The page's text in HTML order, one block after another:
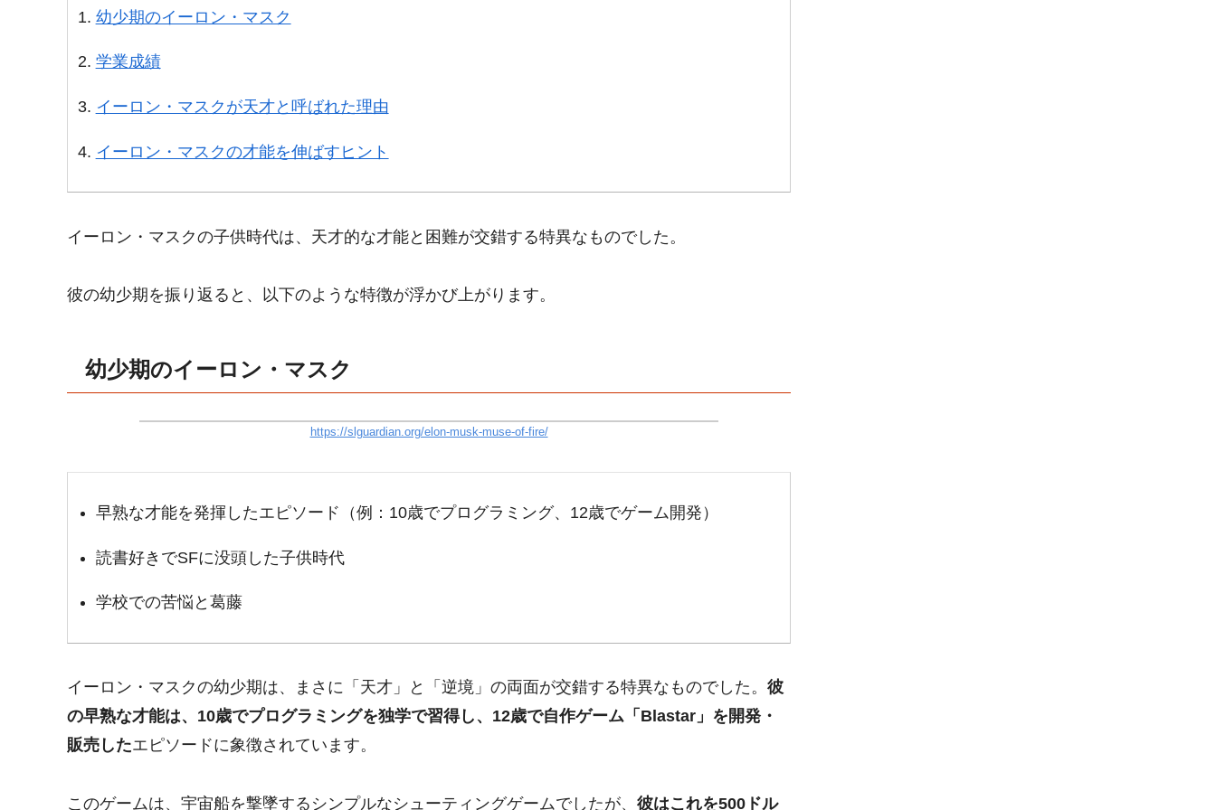
幼少期のイーロン・マスク
学業成績
イーロン・マスクが天才と呼ばれた理由
イーロン・マスクの才能を伸ばすヒント
イーロン・マスクの子供時代は、天才的な才能と困難が交錯する特異なものでした。
彼の幼少期を振り返ると、以下のような特徴が浮かび上がります。
幼少期のイーロン・マスク
https://slguardian.org/elon-musk-muse-of-fire/
早熟な才能を発揮したエピソード（例：10歳でプログラミング、12歳でゲーム開発）
読書好きでSFに没頭した子供時代
学校での苦悩と葛藤
イーロン・マスクの幼少期は、まさに「天才」と「逆境」の両面が交錯する特異なものでした。 彼
の早熟な才能は、10歳でプログラミングを独学で習得し、12歳で自作ゲーム「Blastar」を開発・
販売したエピソードに象徴されています。
このゲームは、宇宙船を撃墜するシンプルなシューティングゲームでしたが、 彼はこれを500ドル